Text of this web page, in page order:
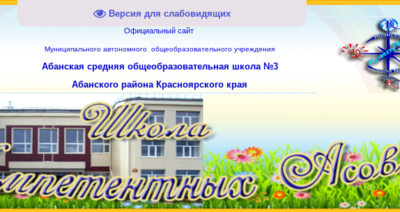
Версия для слабовидящих
Официальный сайт
Муниципального автономного общеобразовательного учреждения
Абанская средняя общеобразовательная школа №3
Абанского района Красноярского края